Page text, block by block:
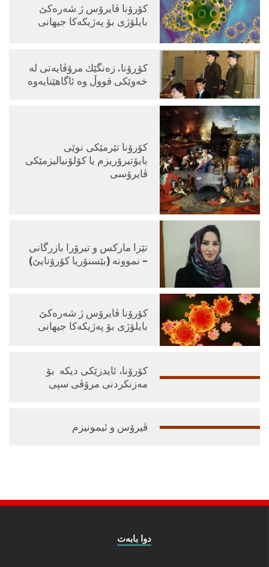
کۆرۆنا ڤایرۆس ژ شەرەکێ
بایلۆژی بۆ پەژیکەکا جیهانی
كۆڕۆنا. زه‌نگێك مرۆڤایه‌تی له‌
خه‌وێكی قووڵ وه ‌ئاگاهێنایه‌وه‌
کۆرۆنا تێرمێکی نوێی
بایۆتیرۆریزم یا کۆلۆنیالیزمێکی
ڤایرۆسی
تێزا ماركس و تیرۆرا بازرگانى
– نموونه‌ (بێسنۆریا كۆرۆنایێ)
کۆرۆنا ڤایرۆس ژ شەرەکێ
بایلۆژی بۆ پەژیکەکا جیهانی
كۆرۆنا، ئایدزێكی دیكه‌ بۆ
مه‌زنكردنی مرۆڤی سپی
ڤیرۆس و ئیمونیزم
دوا بابه‌ت